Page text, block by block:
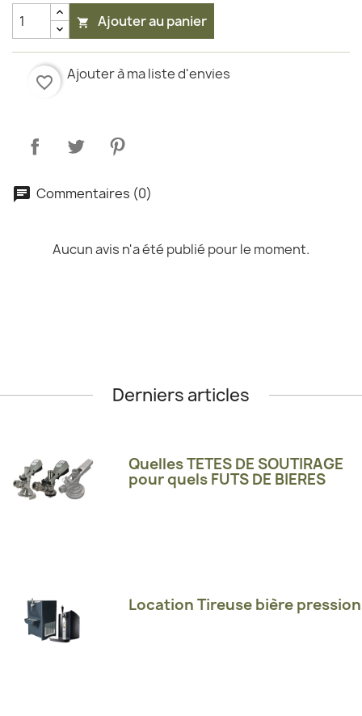
 Ajouter au panier
favorite_border Ajouter à ma liste d'envies
Commentaires (0)
Aucun avis n'a été publié pour le moment.
Derniers articles
Quelles TETES DE SOUTIRAGE
pour quels FUTS DE BIERES
Location Tireuse bière pression